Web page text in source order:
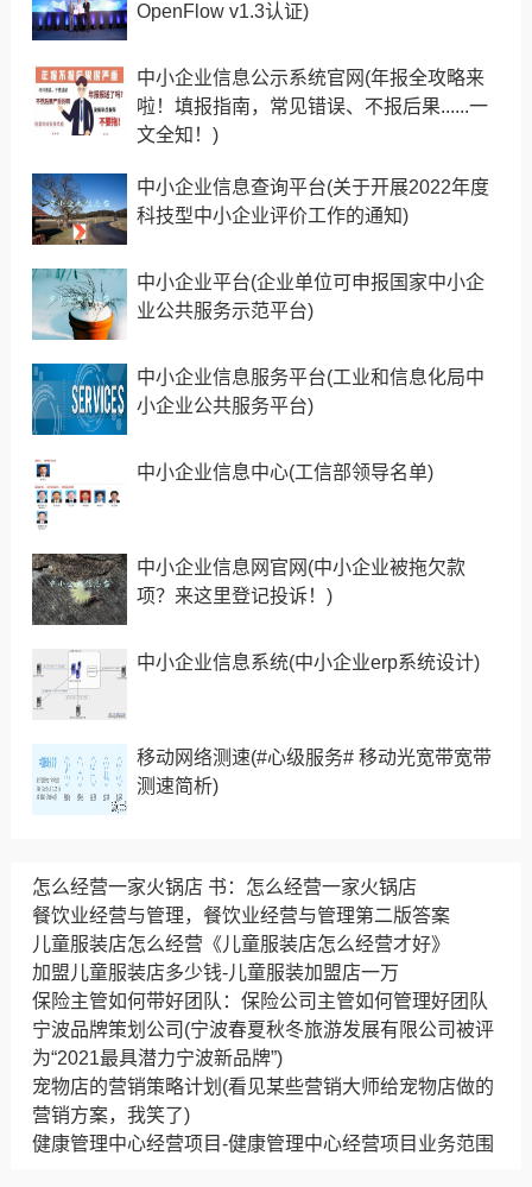
OpenFlow v1.3认证)
中小企业信息公示系统官网(年报全攻略来
啦！填报指南，常见错误、不报后果......一
文全知！)
中小企业信息查询平台(关于开展2022年度
科技型中小企业评价工作的通知)
中小企业平台(企业单位可申报国家中小企
业公共服务示范平台)
中小企业信息服务平台(工业和信息化局中
小企业公共服务平台)
中小企业信息中心(工信部领导名单)
中小企业信息网官网(中小企业被拖欠款
项？来这里登记投诉！)
中小企业信息系统(中小企业erp系统设计)
移动网络测速(#心级服务# 移动光宽带宽带
测速简析)
怎么经营一家火锅店 书：怎么经营一家火锅店
餐饮业经营与管理，餐饮业经营与管理第二版答案
儿童服装店怎么经营《儿童服装店怎么经营才好》
加盟儿童服装店多少钱-儿童服装加盟店一万
保险主管如何带好团队：保险公司主管如何管理好团队
宁波品牌策划公司(宁波春夏秋冬旅游发展有限公司被评
为“2021最具潜力宁波新品牌”)
宠物店的营销策略计划(看见某些营销大师给宠物店做的
营销方案，我笑了)
健康管理中心经营项目-健康管理中心经营项目业务范围